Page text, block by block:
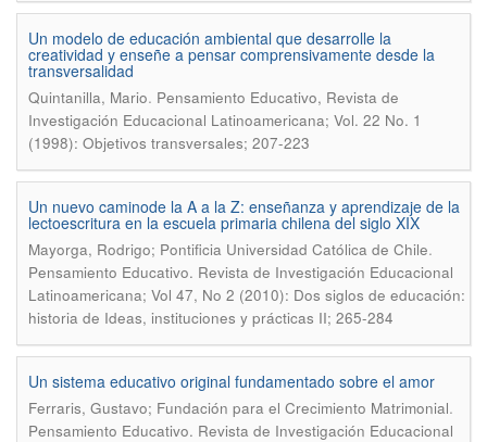
Un modelo de educación ambiental que desarrolle la
creatividad y enseñe a pensar comprensivamente desde la
transversalidad
Quintanilla, Mario. Pensamiento Educativo, Revista de
Investigación Educacional Latinoamericana; Vol. 22 No. 1
(1998): Objetivos transversales; 207-223
Un nuevo caminode la A a la Z: enseñanza y aprendizaje de la
lectoescritura en la escuela primaria chilena del siglo XIX
Mayorga, Rodrigo; Pontificia Universidad Católica de Chile.
Pensamiento Educativo. Revista de Investigación Educacional
Latinoamericana; Vol 47, No 2 (2010): Dos siglos de educación:
historia de Ideas, instituciones y prácticas II; 265-284
Un sistema educativo original fundamentado sobre el amor
Ferraris, Gustavo; Fundación para el Crecimiento Matrimonial.
Pensamiento Educativo. Revista de Investigación Educacional